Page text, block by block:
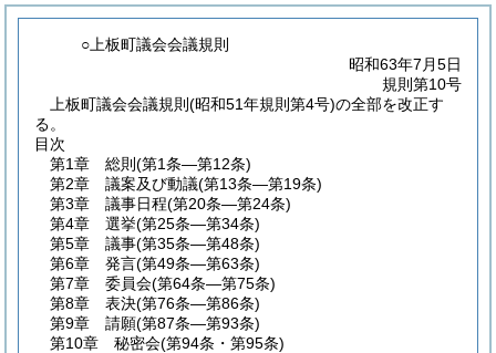
○上板町議会会議規則
昭和63年7月5日
規則第10号
上板町議会会議規則(昭和51年規則第4号)の全部を改正す
る。
目次
第1章
総則 (第1条―第12条)
第2章
議案及び動議(第13条―第19条)
第3章
議事日程(第20条―第24条)
第4章
選挙(第25条―第34条)
第5章
議事(第35条―第48条)
第6章
発言(第49条―第63条)
第7章
委員会(第64条―第75条)
第8章
表決(第76条―第86条)
第9章
請願(第87条―第93条)
第10章
秘密会(第94条・第95条)